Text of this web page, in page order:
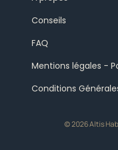
Conseils
FAQ
Mentions légales -
Conditions
© 2026 Altis